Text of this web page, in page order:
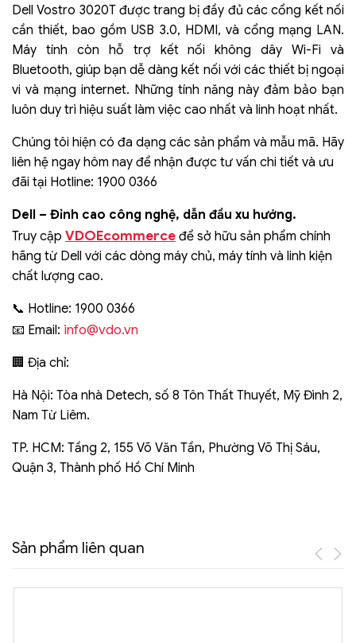
Dell Vostro 3020T được trang bị đầy đủ các cổng kết nối
cần thiết, bao gồm USB 3.0, HDMI, và cổng mạng LAN.
Máy tính còn hỗ trợ kết nối không dây Wi-Fi và
Bluetooth, giúp bạn dễ dàng kết nối với các thiết bị ngoại
vi và mạng internet. Những tính năng này đảm bảo bạn
luôn duy trì hiệu suất làm việc cao nhất và linh hoạt nhất.
Chúng tôi hiện có đa dạng các sản phẩm và mẫu mã. Hãy
liên hệ ngay hôm nay để nhận được tư vấn chi tiết và ưu
đãi tại Hotline: 1900 0366
Dell – Đỉnh cao công nghệ, dẫn đầu xu hướng.
Truy cập VDOEcommerce để sở hữu sản phẩm chính
hãng từ Dell với các dòng máy chủ, máy tính và linh kiện
chất lượng cao.
📞 Hotline: 1900 0366
📧 Email: info@vdo.vn
🏢 Địa chỉ:
Hà Nội: Tòa nhà Detech, số 8 Tôn Thất Thuyết, Mỹ Đình 2,
Nam Từ Liêm.
TP. HCM: Tầng 2, 155 Võ Văn Tần, Phường Võ Thị Sáu,
Quận 3, Thành phố Hồ Chí Minh
Sản phẩm liên quan